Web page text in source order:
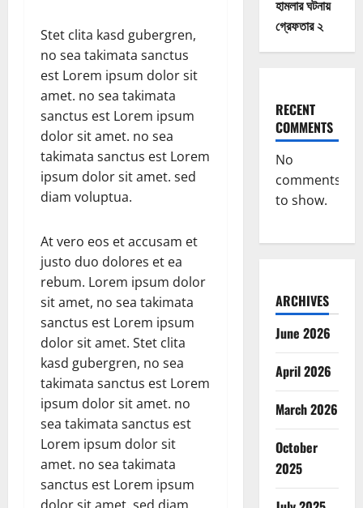
Stet clita kasd gubergren,
no sea takimata sanctus
est Lorem ipsum dolor sit
amet. no sea takimata
sanctus est Lorem ipsum
dolor sit amet. no sea
takimata sanctus est Lorem
ipsum dolor sit amet. sed
diam voluptua.
At vero eos et accusam et
justo duo dolores et ea
rebum. Lorem ipsum dolor
sit amet, no sea takimata
sanctus est Lorem ipsum
dolor sit amet. Stet clita
kasd gubergren, no sea
takimata sanctus est Lorem
ipsum dolor sit amet. no
sea takimata sanctus est
Lorem ipsum dolor sit
amet. no sea takimata
sanctus est Lorem ipsum
হামলার ঘটনায়
গ্রেফতার ২
RECENT
COMMENTS
No
comments
to show.
ARCHIVES
June 2026
April 2026
March 2026
October
2025